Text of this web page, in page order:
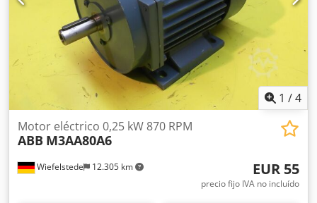
1 /4
Wiefelstede 12.305 km
Motor eléctrico 0,25 kW 870 RPM
ABB M3AA80A6
EUR 55
precio fijo IVA no incluído